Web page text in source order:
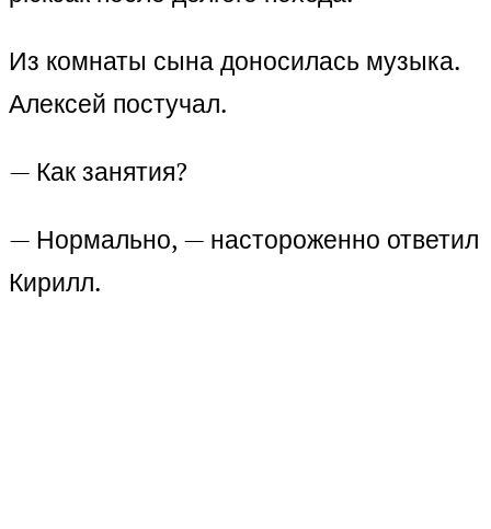
Из комнаты сына доносилась музыка.
Алексей постучал.
— Как занятия?
— Нормально, — настороженно ответил
Кирилл.